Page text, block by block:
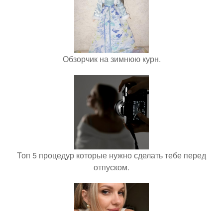
Обзорчик на зимнюю курн.
Топ 5 процедур которые нужно сделать тебе перед
отпуском.